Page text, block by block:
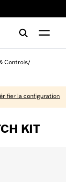
Controls/
la configuration
KIT